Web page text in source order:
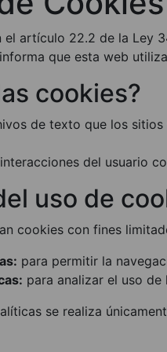
el artículo 22.2 de la Ley
informa que esta web
cookies?
de texto que los
del usuario
uso de
cookies con fines
para permitir la
para analizar el uso
se realiza